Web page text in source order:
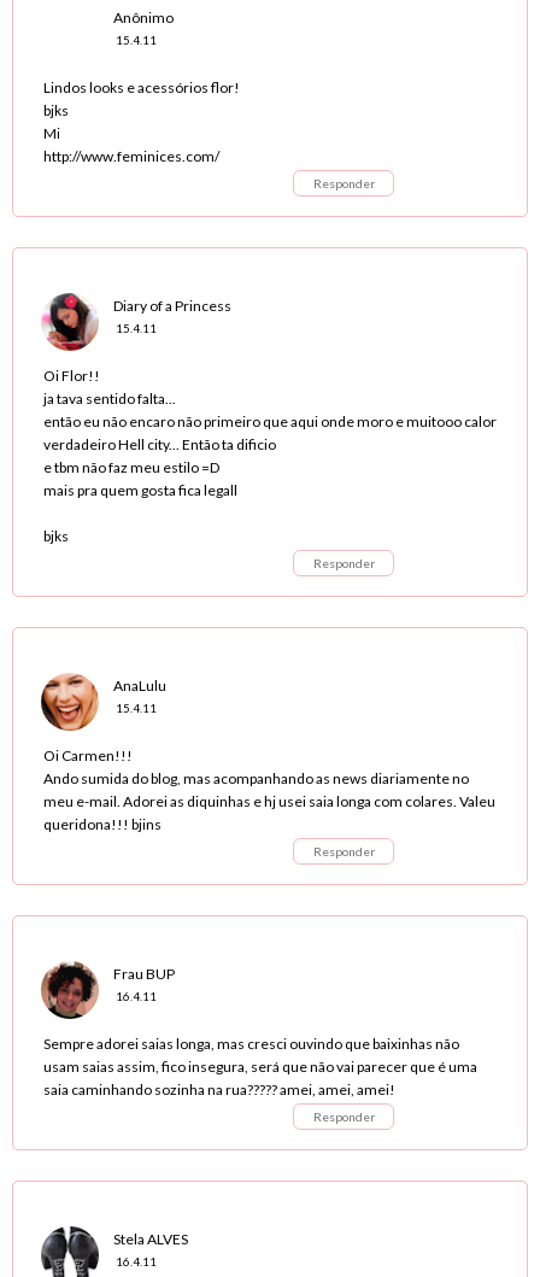
Anônimo
15.4.11
Lindos looks e acessórios flor!
bjks
Mi
http://www.feminices.com/
Responder
Diary of a Princess
15.4.11
Oi Flor!!
ja tava sentido falta...
então eu não encaro não primeiro que aqui onde moro e muitooo calor
verdadeiro Hell city... Então ta dificio
e tbm não faz meu estilo =D
mais pra quem gosta fica legall
bjks
Responder
AnaLulu
15.4.11
Oi Carmen!!!
Ando sumida do blog, mas acompanhando as news diariamente no
meu e-mail. Adorei as diquinhas e hj usei saia longa com colares. Valeu
queridona!!! bjins
Responder
Frau BUP
16.4.11
Sempre adorei saias longa, mas cresci ouvindo que baixinhas não
usam saias assim, fico insegura, será que não vai parecer que é uma
saia caminhando sozinha na rua????? amei, amei, amei!
Responder
Stela ALVES
16.4.11